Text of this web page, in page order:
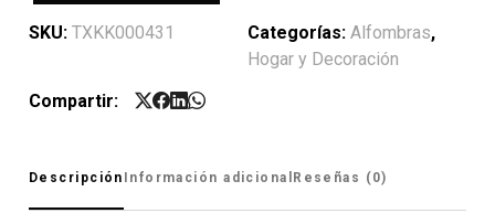
SKU: TXKK000431 Categorías: Alfombras,
Hogar y Decoración
Compartir:
Descripción Información adicional Reseñas (0)